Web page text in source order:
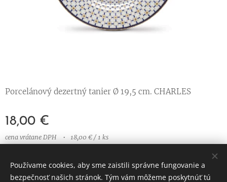
Porcelánový dezertný tanier Ø 19,5 cm. CHARLES
18,00 €
cena vrátane DPH 18,00 € / 1 ks
Používame cookies, aby sme zaistili správne fungovanie a
bezpečnosť našich stránok. Tým vám môžeme poskytnúť tú